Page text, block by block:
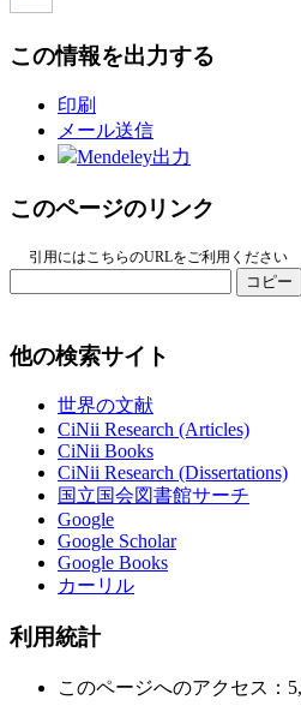
この情報を出力する
印刷
メール送信
Mendeley出力
このページのリンク
引用にはこちらのURLをご利用ください
コピー
他の検索サイト
世界の文献
CiNii Research (Articles)
CiNii Books
CiNii Research (Dissertations)
国立国会図書館サーチ
Google
Google Scholar
Google Books
カーリル
利用統計
このページへのアクセス：